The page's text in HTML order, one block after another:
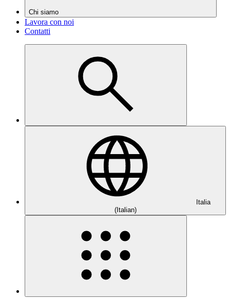
Chi siamo
Lavora con noi
Contatti
Italia
(Italian)